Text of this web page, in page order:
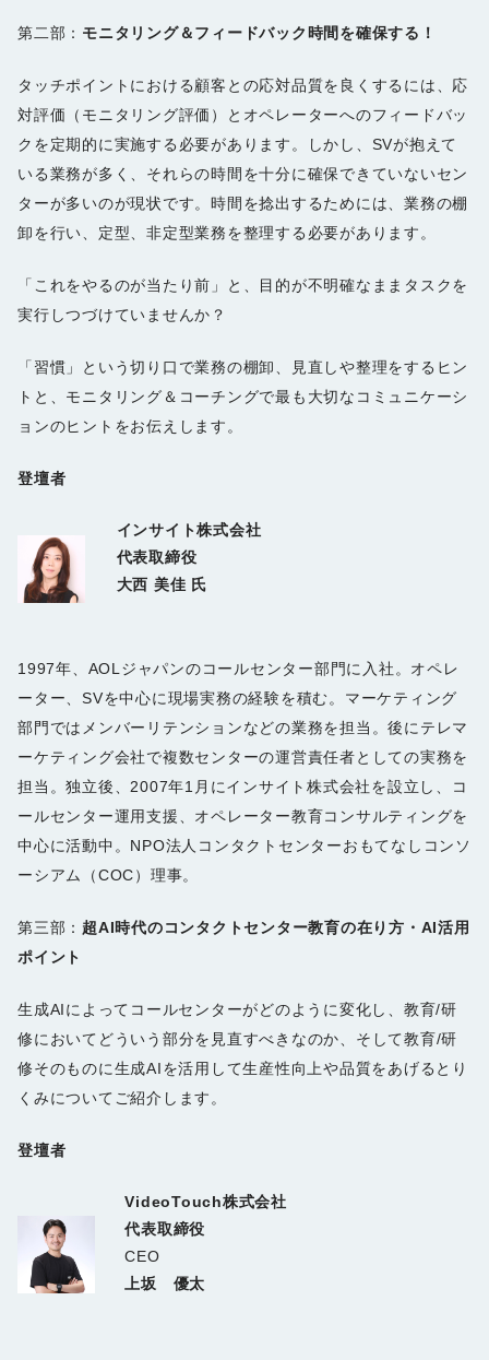
第二部： モニタリング＆フィードバック時間を確保する！
タッチポイントにおける顧客との応対品質を良くするには、応
対評価（モニタリング評価）とオペレーターへのフィードバッ
クを定期的に実施する必要があります。しかし、SVが抱えて
いる業務が多く、それらの時間を十分に確保できていないセン
ターが多いのが現状です。時間を捻出するためには、業務の棚
卸を行い、定型、非定型業務を整理する必要があります。
「これをやるのが当たり前」と、目的が不明確なままタスクを
実行しつづけていませんか？
「習慣」という切り口で業務の棚卸、見直しや整理をするヒン
トと、モニタリング＆コーチングで最も大切なコミュニケーシ
ョンのヒントをお伝えします。
登壇者
インサイト株式会社
代表取締役
大西 美佳 氏
1997年、AOLジャパンのコールセンター部門に入社。オペレ
ーター、SVを中心に現場実務の経験を積む。マーケティング
部門ではメンバーリテンションなどの業務を担当。後にテレマ
ーケティング会社で複数センターの運営責任者としての実務を
担当。独立後、2007年1月にインサイト株式会社を設立し、コ
ールセンター運用支援、オペレーター教育コンサルティングを
中心に活動中。NPO法人コンタクトセンターおもてなしコンソ
ーシアム（COC）理事。
第三部： 超AI時代のコンタクトセンター教育の在り方・AI活用
ポイント
生成AIによってコールセンターがどのように変化し、教育/研
修においてどういう部分を見直すべきなのか、そして教育/研
修そのものに生成AIを活用して生産性向上や品質をあげるとり
くみについてご紹介します。
登壇者
VideoTouch株式会社
代表取締役
CEO
上坂 優太